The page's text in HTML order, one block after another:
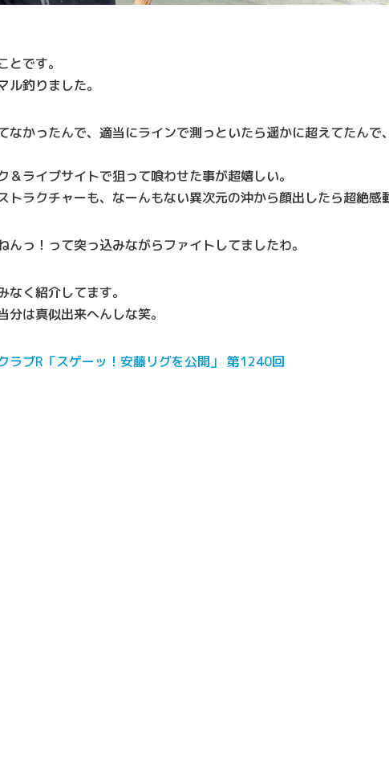
とです。
釣りました。
なかったんで、適当にラインで測っといたら遥かに超えてたん
＆ライブサイトで狙って喰わせた事が超嬉しい。
トラクチャーも、なーんもない異次元の沖から顔出したら超絶感
っ！って突っ込みながらファイトしてましたわ。
く紹介してます。
は真似出来へんしな笑。
ラブR「スゲーッ！安藤リグを公開」 第1240回